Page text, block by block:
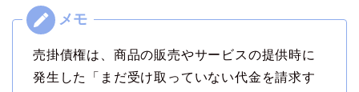
売掛債権は、商品の販売やサービスの提供時に
発生した「まだ受け取っていない代金を請求す